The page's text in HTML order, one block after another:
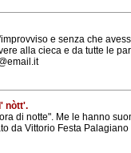
e senza che
alla cieca e da tutte le
nòtt'.
di notte". Me le hanno
da Vittorio Festa Palagiano